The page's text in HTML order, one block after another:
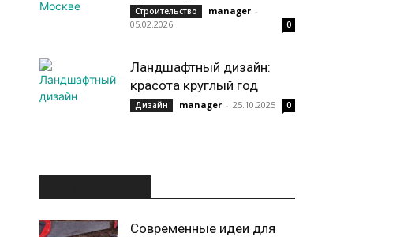
Строительство manager -
05.02.2026
0
Ландшафтный дизайн:
красота круглый год
Дизайн manager - 25.10.2025 0
Современные идеи для